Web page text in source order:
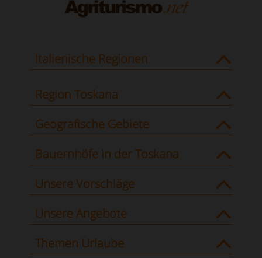
Italienische Regionen
Region Toskana
Geografische Gebiete
Bauernhöfe in der Toskana
Unsere Vorschläge
Unsere Angebote
Themen Urlaube